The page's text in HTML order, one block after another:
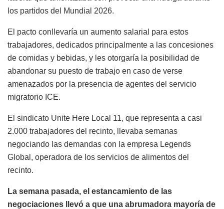
los partidos del Mundial 2026.
El pacto conllevaría un aumento salarial para estos
trabajadores, dedicados principalmente a las concesiones
de comidas y bebidas, y les otorgaría la posibilidad de
abandonar su puesto de trabajo en caso de verse
amenazados por la presencia de agentes del servicio
migratorio ICE.
El sindicato Unite Here Local 11, que representa a casi
2.000 trabajadores del recinto, llevaba semanas
negociando las demandas con la empresa Legends
Global, operadora de los servicios de alimentos del
recinto.
La semana pasada, el estancamiento de las
negociaciones llevó a que una abrumadora mayoría de